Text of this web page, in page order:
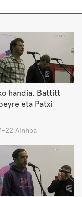
handia. Battitt
eta Patxi
22 Ainhoa